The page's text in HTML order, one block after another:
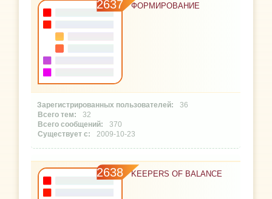
2637 ФОРМИРОВАНИЕ
36
32
370
2009-10-23
2638 KEEPERS OF BALANCE